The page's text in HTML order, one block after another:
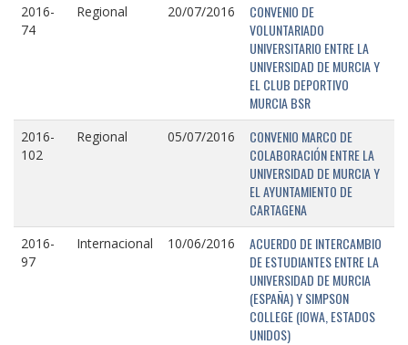
2016-
74
Regional 20/07/2016
CONVENIO DE
VOLUNTARIADO
UNIVERSITARIO ENTRE LA
UNIVERSIDAD DE MURCIA Y
EL CLUB DEPORTIVO
MURCIA BSR
2016-
102
Regional 05/07/2016
CONVENIO MARCO DE
COLABORACIÓN ENTRE LA
UNIVERSIDAD DE MURCIA Y
EL AYUNTAMIENTO DE
CARTAGENA
2016-
97
Internacional 10/06/2016
ACUERDO DE INTERCAMBIO
DE ESTUDIANTES ENTRE LA
UNIVERSIDAD DE MURCIA
(ESPAÑA) Y SIMPSON
COLLEGE (IOWA, ESTADOS
UNIDOS)